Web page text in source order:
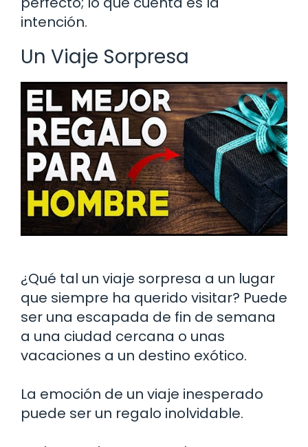
intención.
Un Viaje Sorpresa
¿Qué tal un viaje sorpresa a un lugar
que siempre ha querido visitar? Puede
ser una escapada de fin de semana
a una ciudad cercana o unas
vacaciones a un destino exótico.
La emoción de un viaje inesperado
puede ser un regalo inolvidable.